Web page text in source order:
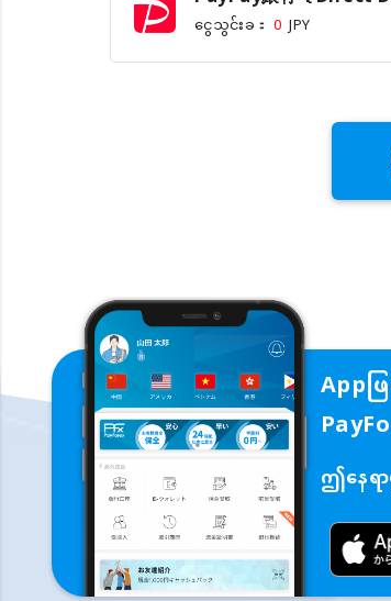
ငွေသွင်းခ： 0 JPY
App
ဤနေရ